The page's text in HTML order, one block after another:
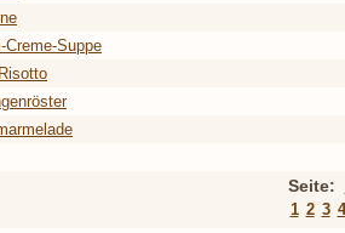
Creme-Suppe
Seite:
1 2 3 4